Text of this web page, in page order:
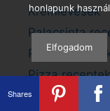
Krémlevesek
Palacsinta
Paleo
Pizza receptek
Smoothie
honlapunk
Elfogadom
Shares